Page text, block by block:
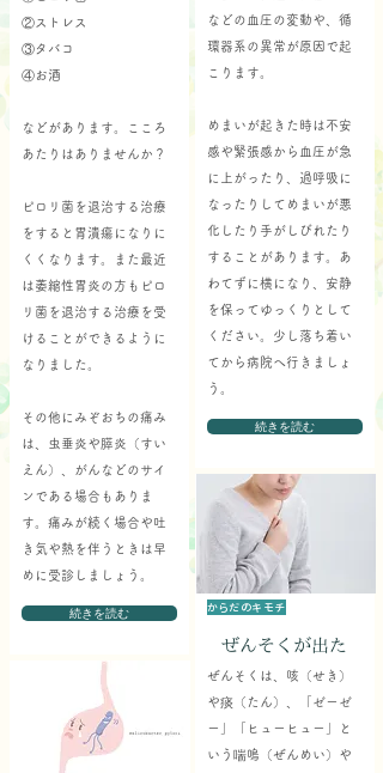
②ストレス
③タバコ
④お酒
などがあります。こころ
あたりはありませんか？
ピロリ菌を退治する治療
をすると胃潰瘍になりに
くくなります。また最近
は萎縮性胃炎の方もピロ
リ菌を退治する治療を受
けることができるように
なりました。
その他にみぞおちの痛み
は、虫垂炎や膵炎（すい
えん）、がんなどのサイ
ンである場合もありま
す。痛みが続く場合や吐
き気や熱を伴うときは早
めに受診しましょう。
続きを読む
などの血圧の変動や、循
環器系の異常が原因で起
こります。
めまいが起きた時は不安
感や緊張感から血圧が急
に上がったり、過呼吸に
なったりしてめまいが悪
化したり手がしびれたり
することがあります。あ
わてずに横になり、安静
を保ってゆっくりとして
ください。少し落ち着い
てから病院へ行きましょ
う。
続きを読む
からだのキモチ
ぜんそくが出た
ぜんそくは、咳（せき）
や痰（たん）、「ゼーゼ
ー」「ヒューヒュー」と
いう喘鳴（ぜんめい）や